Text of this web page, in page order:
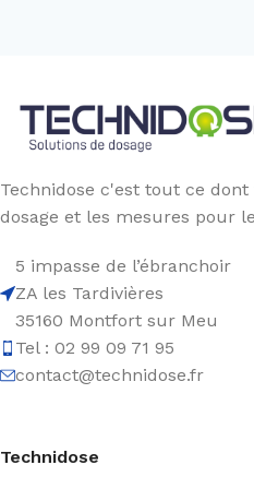
Technidose c'est tout ce
dosage et les mesures pour
5 impasse de l’ébranchoir
ZA les Tardivières
35160 Montfort sur Meu
Tel : 02 99 09 71 95
contact@technidose.fr
Technidose